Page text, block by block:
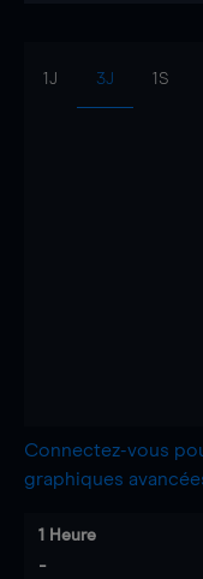
1J 3J 1S
Connectez-vous
graphiques
1 Heure
-